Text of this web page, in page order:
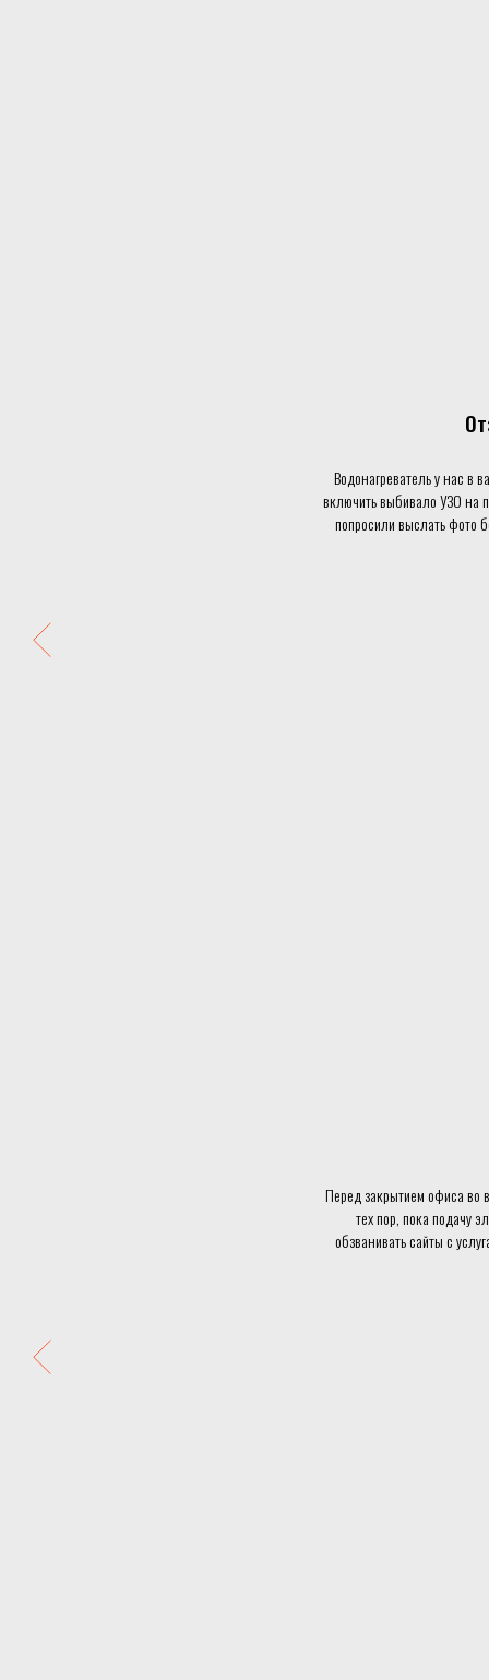
Водонагреватель у нас в
включить выбивало УЗО на
попросили выслать фото
Перед закрытием офиса во
тех пор, пока подачу
обзванивать сайты с